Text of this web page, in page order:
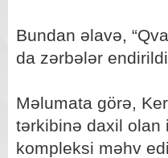
Bundan əlavə,
da zərbələr
Məlumata görə,
tərkibinə daxil olan
kompleksi məhv